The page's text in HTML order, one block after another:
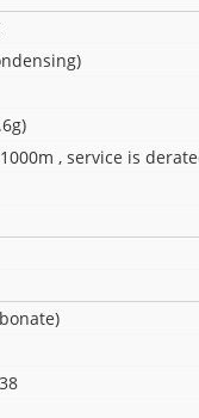
, service is